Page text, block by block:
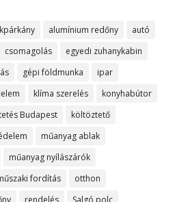
alumínium redőny
autó
csomagolás
egyedi zuhanykabin
gépi földmunka
ipar
klíma szerelés
konyhabútor
Budapest
költöztető
műanyag ablak
műanyag nyílászárók
fordítás
otthon
rendelés Salgó polc